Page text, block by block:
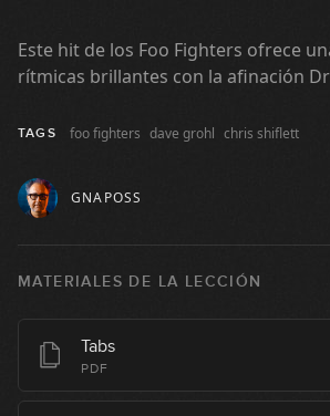
Este hit de los Foo Fighters ofrece
rítmicas brillantes con la afinación
TAGS foo fighters dave grohl chris shiflett
GNAPOSS
MATERIALES DE LA LECCIÓN
Tabs
PDF
31:58
My Way
Caifanes - No dejes
25:03
08:58
Los Fabulosos